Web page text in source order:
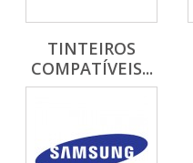
TINTEIROS
COMPATÍVEIS...